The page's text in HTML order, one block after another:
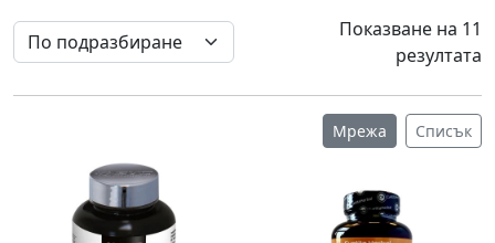
Показване на 11
резултата
Мрежа Списък